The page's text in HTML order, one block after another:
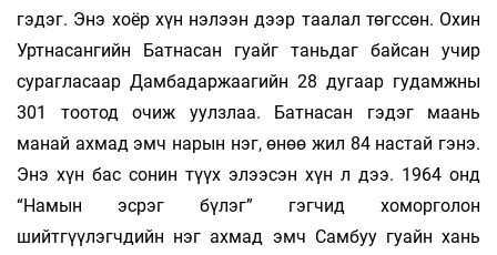
гэдэг. Энэ хоёр хүн нэлээн дээр таалал төгссөн. Охин
Урт­насангийн Батнасан гуайг таньдаг бай­сан учир
сурагласаар Дамбадаржаагийн 28 дугаар гудамжны
301 тоотод очиж уулз­лаа. Батнасан гэдэг маань
манай ахмад эмч нарын нэг, өнөө жил 84 настай гэнэ.
Энэ хүн бас сонин түүх элээсэн хүн л дээ. 1964 онд
“Намын эсрэг бүлэг” гэгчид хоморголон
шийтгүүлэгчдийн нэг ахмад эмч Самбуу гуайн хань